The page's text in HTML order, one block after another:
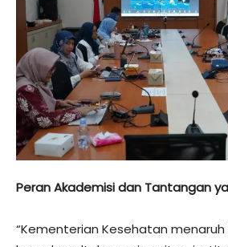
Peran Akademisi dan Tantangan
“Kementerian Kesehatan